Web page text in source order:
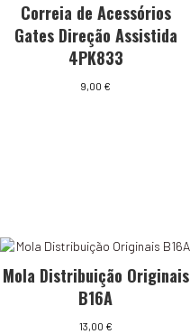
Correia de Acessórios
Gates Direção Assistida
4PK833
9,00 €
Mola Distribuição Originais
B16A
13,00 €